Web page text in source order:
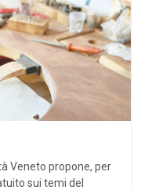
Veneto propone, per
sui temi del